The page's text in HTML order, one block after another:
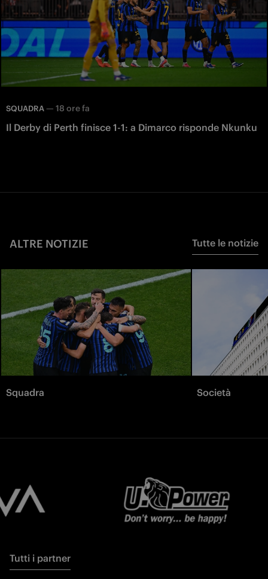
SQUADRA — 18 ore fa
Il Derby di Perth finisce 1-1: a Dimarco risponde Nkunku
ALTRE NOTIZIE Tutte le notizie
Squadra Società
Tutti i partner